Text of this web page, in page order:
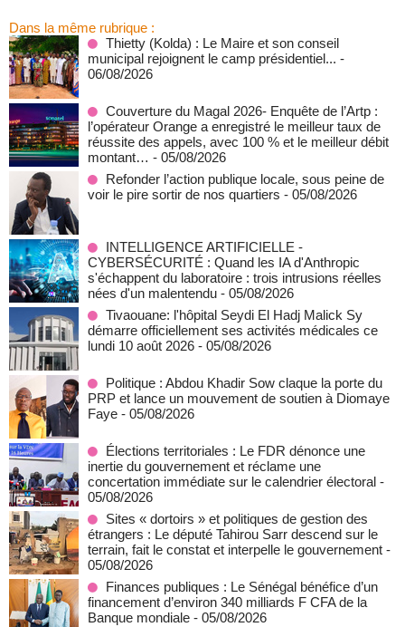
Dans la même rubrique :
‎Thietty (Kolda) : Le Maire et son conseil
municipal rejoignent le camp présidentiel... -
06/08/2026
Couverture du Magal 2026- Enquête de l’Artp :
l’opérateur Orange a enregistré le meilleur taux de
réussite des appels, avec 100 % et le meilleur débit
montant… - 05/08/2026
Refonder l’action publique locale, sous peine de
voir le pire sortir de nos quartiers - 05/08/2026
INTELLIGENCE ARTIFICIELLE -
CYBERSÉCURITÉ : Quand les IA d'Anthropic
s'échappent du laboratoire : trois intrusions réelles
nées d'un malentendu - 05/08/2026
Tivaouane: l'hôpital Seydi El Hadj Malick Sy
démarre officiellement ses activités médicales ce
lundi 10 août 2026 - 05/08/2026
Politique : Abdou Khadir Sow claque la porte du
PRP et lance un mouvement de soutien à Diomaye
Faye - 05/08/2026
Élections territoriales : Le FDR dénonce une
inertie du gouvernement et réclame une
concertation immédiate sur le calendrier électoral -
05/08/2026
Sites « dortoirs » et politiques de gestion des
étrangers : Le député Tahirou Sarr descend sur le
terrain, fait le constat et interpelle le gouvernement -
05/08/2026
Finances publiques : Le Sénégal bénéfice d’un
financement d’environ 340 milliards F CFA de la
Banque mondiale - 05/08/2026